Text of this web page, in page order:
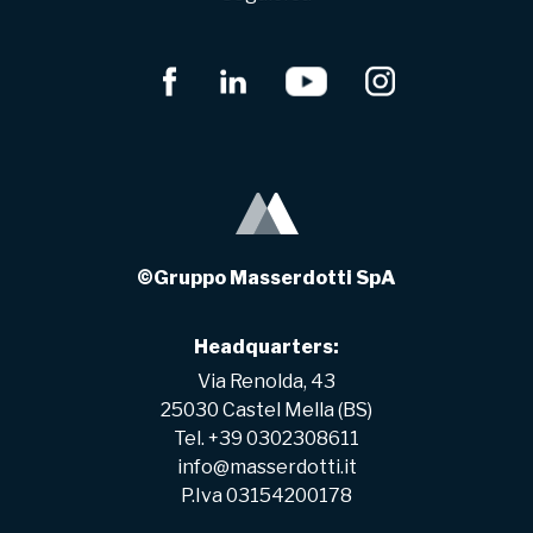
©Gruppo Masserdotti SpA
Headquarters:
Via Renolda, 43
25030 Castel Mella (BS)
Tel. +39 0302308611
info@masserdotti.it
P.Iva 03154200178